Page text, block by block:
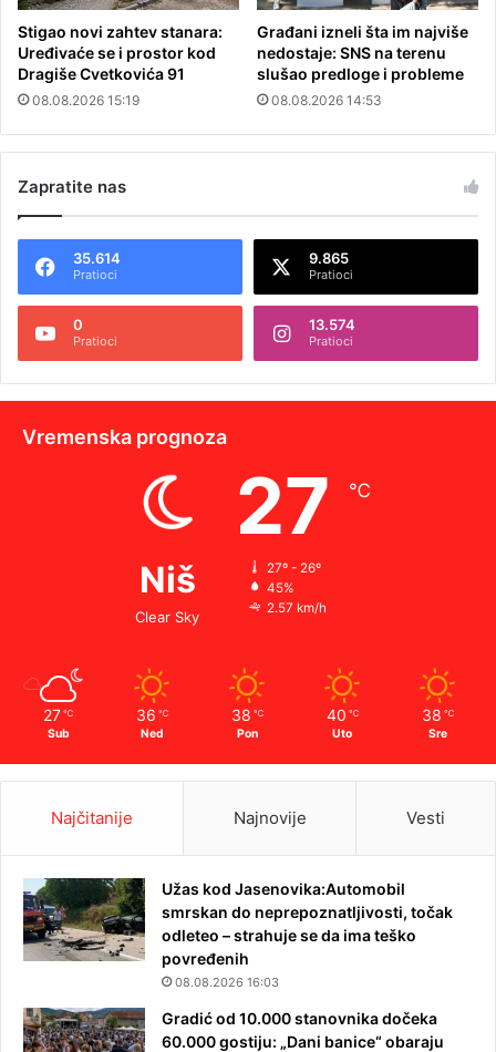
Stigao novi zahtev stanara:
Uređivaće se i prostor kod
Dragiše Cvetkovića 91
08.08.2026 15:19
Građani izneli šta im najviše
nedostaje: SNS na terenu
slušao predloge i probleme
08.08.2026 14:53
Zapratite nas
35.614
Pratioci
9.865
Pratioci
0
Pratioci
13.574
Pratioci
Vremenska prognoza
Niš
Clear Sky
27 ℃
27º - 26º
45%
2.57 km/h
27 ℃
Sub
36 ℃
Ned
38 ℃
Pon
40 ℃
Uto
38 ℃
Sre
Najčitanije Najnovije Vesti
Užas kod Jasenovika:Automobil
smrskan do neprepoznatljivosti, točak
odleteo – strahuje se da ima teško
povređenih
08.08.2026 16:03
Gradić od 10.000 stanovnika dočeka
60.000 gostiju: „Dani banice“ obaraju